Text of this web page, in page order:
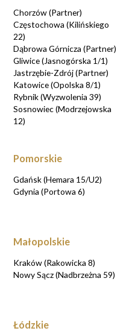
Chorzów (Partner)
Częstochowa (Kilińskiego
22)
Dąbrowa Górnicza (Partner)
Gliwice (Jasnogórska 1/1)
Jastrzębie-Zdrój (Partner)
Katowice (Opolska 8/1)
Rybnik (Wyzwolenia 39)
Sosnowiec (Modrzejowska
12)
Pomorskie
Gdańsk (Hemara 15/U2)
Gdynia (Portowa 6)
Małopolskie
Kraków (Rakowicka 8)
Nowy Sącz (Nadbrzeżna 59)
Łódzkie